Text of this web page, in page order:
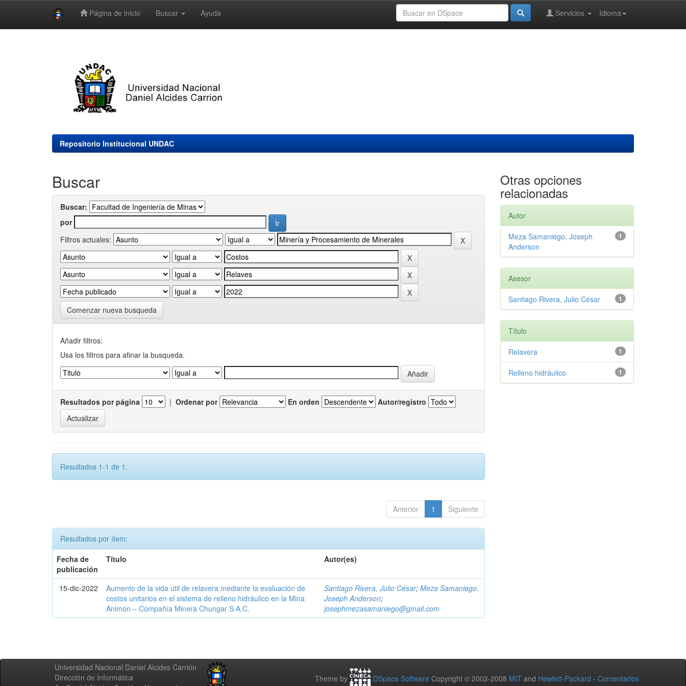
Página de inicio Buscar Ayuda Idioma
Servicios
Repositorio Institucional UNDAC
Buscar
Buscar:
por
Filtros actuales:
Comenzar nueva busqueda
Añadir filtros:
Usa los filtros para afinar la busqueda.
Resultados por página | Ordenar por En orden Autor/registro
Resultados 1-1 de 1.
Anterior 1 Siguiente
Resultados por ítem:
Fecha de
publicación
Título Autor(es)
15-dic-2022
Aumento de la vida útil de relavera mediante la evaluación de
costos unitarios en el sistema de relleno hidráulico en la Mina
Animón – Compañía Minera Chungar S.A.C.
Santiago Rivera, Julio César;Meza Samaniego,
Joseph Anderson;
josephmezasamaniego@gmail.com
Otras opciones
relacionadas
Autor
1
Meza Samaniego, Joseph
Anderson
Asesor
1
Santiago Rivera, Julio César
Título
1
Relavera
1
Relleno hidráulico
Universidad Nacional Daniel Alcides Carrión
Dirección de Informática
Theme by DSpace Software Copyright © 2002-2008 MIT and Hewlett-Packard - Comentarios